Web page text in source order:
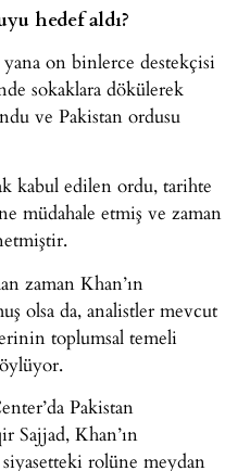
hedef aldı?
on binlerce destekçisi
sokaklara dökülerek
ve Pakistan ordusu
kabul edilen ordu, tarihte
müdahale etmiş ve zaman
zaman Khan’ın
olsa da, analistler mevcut
toplumsal temeli
Pakistan
Sajjad, Khan’ın
rolüne meydan